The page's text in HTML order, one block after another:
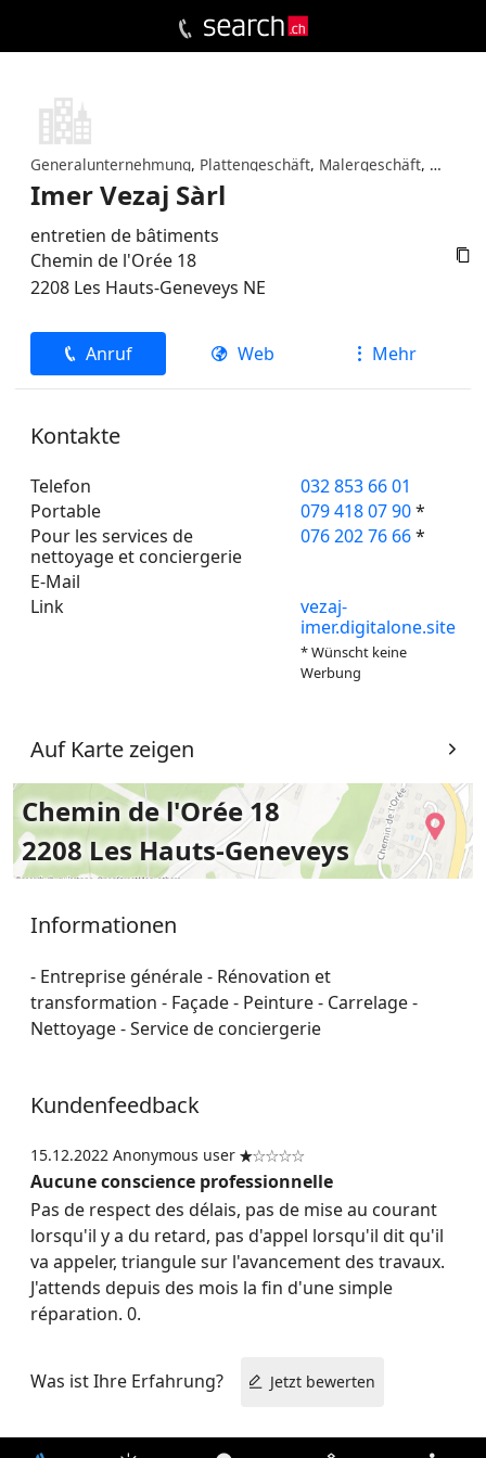
Generalunternehmung, Plattengeschäft, Malergeschäft,
Imer Vezaj Sàrl
entretien de bâtiments

Chemin de l'Orée 18
2208 Les Hauts-Geneveys NE
Anruf Web Mehr
Kontakte
Telefon
032 853 66 01
Portable
079 418 07 90*
Pour les services de
nettoyage et conciergerie
076 202 76 66*
E-Mail
Link
vezaj-
imer.digitalone.site
* Wünscht keine
Werbung
Auf Karte zeigen
Chemin de l'Orée 18
2208 Les Hauts-Geneveys
Informationen
- Entreprise générale - Rénovation et
transformation - Façade - Peinture - Carrelage -
Nettoyage - Service de conciergerie
Kundenfeedback
15.12.2022 Anonymous user 

Aucune conscience professionnelle
Pas de respect des délais, pas de mise au courant
lorsqu'il y a du retard, pas d'appel lorsqu'il dit qu'il
va appeler, triangule sur l'avancement des travaux.
J'attends depuis des mois la fin d'une simple
réparation. 0.
Was ist Ihre Erfahrung? Jetzt bewerten